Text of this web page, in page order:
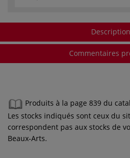
Description
Commentaires
Produits à la page 839 du
Les stocks indiqués sont ceux du
correspondent pas aux stocks de
Beaux-Arts.